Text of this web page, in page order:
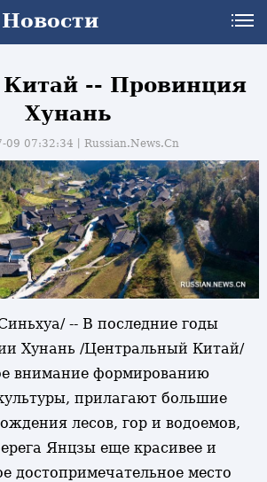
-- Провинция
Хунань
09 07:32:34丨Russian.News.Cn
-- В последние годы
Хунань /Центральный Китай/
внимание формированию
прилагают большие
лесов, гор и водоемов,
Янцзы еще красивее и
достопримечательное место